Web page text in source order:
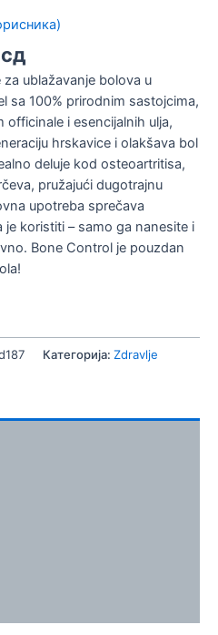
цена
је:
3.700 рсд.
ublažavanje bolova u
sa 100% prirodnim sastojcima,
i esencijalnih ulja,
hrskavice i olakšava bol
deluje kod osteoartritisa,
pružajući dugotrajnu
upotreba sprečava
koristiti – samo ga nanesite i
Bone Control je pouzdan
Категорија: Zdravlje